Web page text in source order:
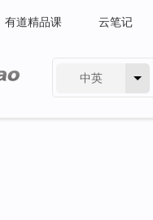
有道精品课 云笔记
中英